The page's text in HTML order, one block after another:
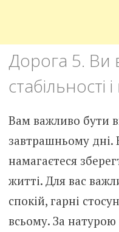
Дорога 5. Ви
стабільності
Вам важливо бути
завтрашньому дні.
намагаєтеся
житті. Для вас
спокій, гарні
всьому. За